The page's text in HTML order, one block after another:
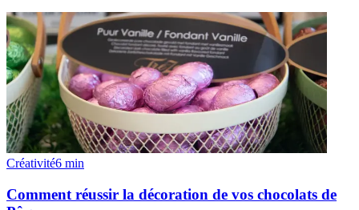
Créativité6 min
Comment réussir la décoration de vos chocolats de